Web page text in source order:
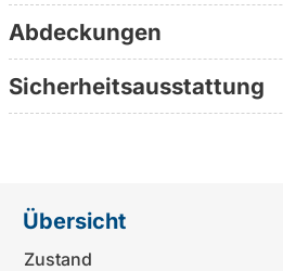
www.yachtundboot.de/a/10309
Abdeckungen
Sicherheitsausstattung
Übersicht
Zustand